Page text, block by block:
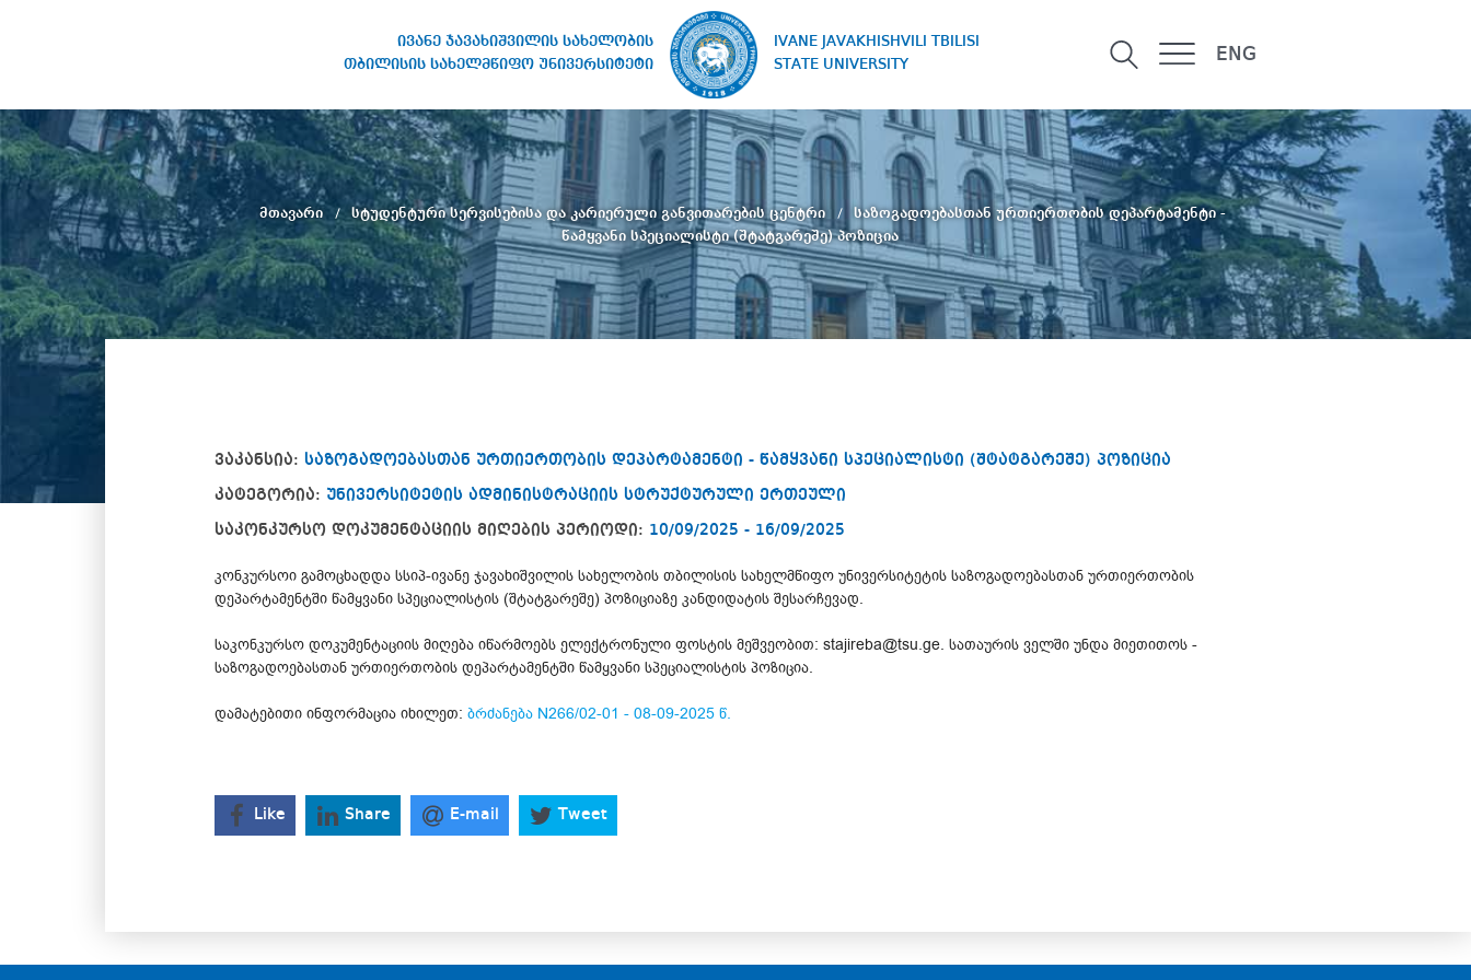
ივანე ჯავახიშვილის სახელობის
თბილისის სახელმწიფო უნივერსიტეტი
IVANE JAVAKHISHVILI TBILISI
STATE UNIVERSITY
ENG
სახელობის თბილისის
სახელმწიფო უნივერსიტეტი
მთავარი სტუდენტური სერვისებისა და კარიერული განვითარების ცენტრი
საზოგადოებასთან ურთიერთობის დეპარტამენტი -
წამყვანი სპეციალისტი (შტატგარეშე) პოზიცია
ვაკანსია: საზოგადოებასთან ურთიერთობის დეპარტამენტი - წამყვანი სპეციალისტი (შტატგარეშე) პოზიცია
კატეგორია: უნივერსიტეტის ადმინისტრაციის სტრუქტურული ერთეული
საკონკურსო დოკუმენტაციის მიღების პერიოდი: 10/09/2025 - 16/09/2025
კონკურსოი გამოცხადდა სსიპ-ივანე ჯავახიშვილის სახელობის თბილისის სახელმწიფო უნივერსიტეტის საზოგადოებასთან ურთიერთობის
დეპარტამენტში წამყვანი სპეციალისტის (შტატგარეშე) პოზიციაზე კანდიდატის შესარჩევად.
საკონკურსო დოკუმენტაციის მიღება იწარმოებს ელექტრონული ფოსტის მეშვეობით: stajireba@tsu.ge. სათაურის ველში უნდა მიეთითოს -
საზოგადოებასთან ურთიერთობის დეპარტამენტში წამყვანი სპეციალისტის პოზიცია.
დამატებითი ინფორმაცია იხილეთ: ბრძანება N266/02-01 - 08-09-2025 წ.
Like Share E-mail Tweet